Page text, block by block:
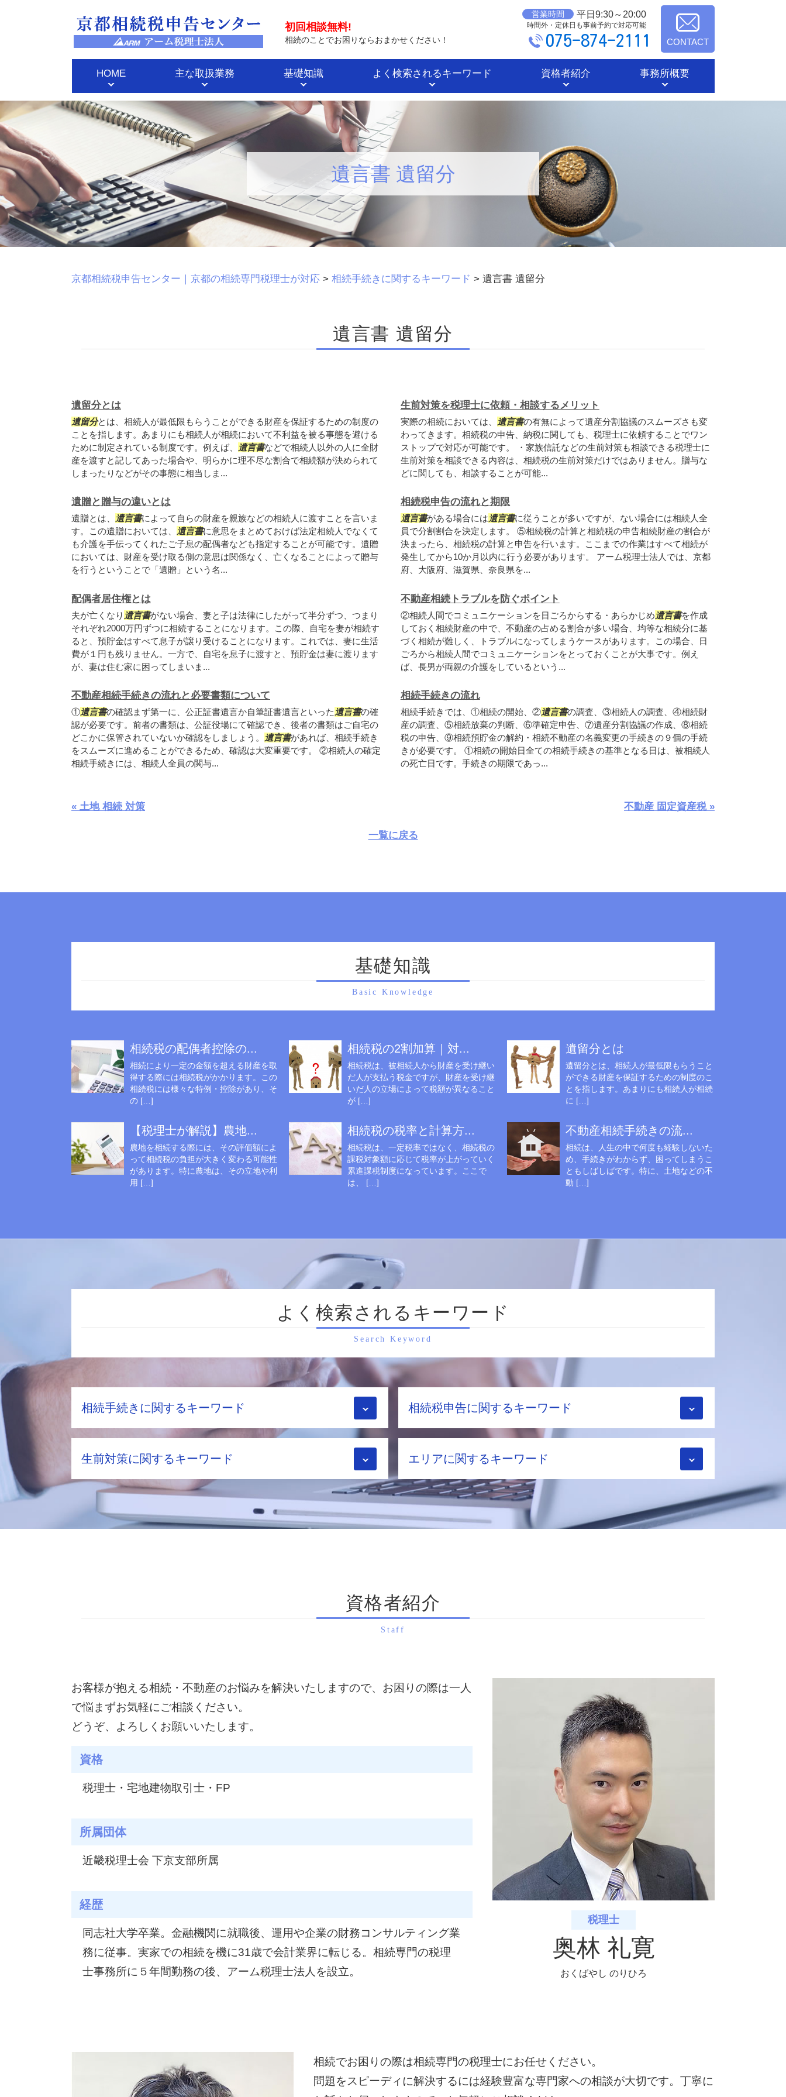
遺言書 遺留分
初回相談無料!
相続のことでお困りならおまかせください！
営業時間 平日9:30～20:00
時間外・定休日も事前予約で対応可能
075-874-2111 CONTACT
HOME 主な取扱業務 基礎知識 よく検索されるキーワード 資格者紹介 事務所概要
京都相続税申告センター｜京都の相続専門税理士が対応 > 相続手続きに関するキーワード > 遺言書 遺留分
遺言書 遺留分
遺留分とは
遺留分とは、相続人が最低限もらうことができる財産を保証するための制度の
ことを指します。あまりにも相続人が相続において不利益を被る事態を避ける
ために制定されている制度です。例えば、
遺言書などで相続人以外の人に全財
産を渡すと記してあった場合や、明らかに理不尽な割合で相続額が決められて
しまったりなどがその事態に相当しま...
生前対策を税理士に依頼・相談するメリット
実際の相続においては、 遺言書の有無によって遺産分割協議のスムーズさも変
わってきます。相続税の申告、納税に関しても、税理士に依頼することでワン
ストップで対応が可能です。 ・家族信託などの生前対策も相談できる税理士に
生前対策を相談できる内容は、相続税の生前対策だけではありません。贈与な
どに関しても、相談することが可能...
遺贈と贈与の違いとは
遺贈とは、 遺言書によって自らの財産を親族などの相続人に渡すことを言いま
す。この遺贈においては、
遺言書に意思をまとめておけば法定相続人でなくて
も介護を手伝ってくれたご子息の配偶者なども指定することが可能です。遺贈
においては、財産を受け取る側の意思は関係なく、亡くなることによって贈与
を行うということで「遺贈」という名...
相続税申告の流れと期限
遺言書がある場合には遺言書に従うことが多いですが、ない場合には相続人全
員で分割割合を決定します。 ⑤相続税の計算と相続税の申告相続財産の割合が
決まったら、相続税の計算と申告を行います。ここまでの作業はすべて相続が
発生してから10か月以内に行う必要があります。 アーム税理士法人では、京都
府、大阪府、滋賀県、奈良県を...
配偶者居住権とは
夫が亡くなり 遺言書がない場合、妻と子は法律にしたがって半分ずつ、つまり
それぞれ2000万円ずつに相続することになります。この際、自宅を妻が相続す
ると、預貯金はすべて息子が譲り受けることになります。これでは、妻に生活
費が１円も残りません。一方で、自宅を息子に渡すと、預貯金は妻に渡ります
が、妻は住む家に困ってしまいま...
不動産相続トラブルを防ぐポイント
②相続人間でコミュニケーションを日ごろからする・あらかじめ遺言書を作成
しておく相続財産の中で、不動産の占める割合が多い場合、均等な相続分に基
づく相続が難しく、トラブルになってしまうケースがあります。この場合、日
ごろから相続人間でコミュニケーションをとっておくことが大事です。例え
ば、長男が両親の介護をしているという...
不動産相続手続きの流れと必要書類について
①遺言書の確認まず第一に、公正証書遺言か自筆証書遺言といった 遺言書の確
認が必要です。前者の書類は、公証役場にて確認でき、後者の書類はご自宅の
どこかに保管されていないか確認をしましょう。
遺言書があれば、相続手続き
をスムーズに進めることができるため、確認は大変重要です。 ②相続人の確定
相続手続きには、相続人全員の関与...
相続手続きの流れ
相続手続きでは、①相続の開始、②遺言書の調査、③相続人の調査、④相続財
産の調査、⑤相続放棄の判断、⑥準確定申告、⑦遺産分割協議の作成、⑧相続
税の申告、⑨相続預貯金の解約・相続不動産の名義変更の手続きの９個の手続
きが必要です。 ①相続の開始日全ての相続手続きの基準となる日は、被相続人
の死亡日です。手続きの期限であっ...
« 土地 相続 対策 不動産 固定資産税 »
一覧に戻る
基礎知識
Basic Knowledge
相続税の配偶者控除の...
相続により一定の金額を超える財産を取
得する際には相続税がかかります。この
相続税には様々な特例・控除があり、そ
の […]
相続税の2割加算｜対...
相続税は、被相続人から財産を受け継い
だ人が支払う税金ですが、財産を受け継
いだ人の立場によって税額が異なること
が […]
遺留分とは
遺留分とは、相続人が最低限もらうこと
ができる財産を保証するための制度のこ
とを指します。あまりにも相続人が相続
に […]
【税理士が解説】農地...
農地を相続する際には、その評価額によ
って相続税の負担が大きく変わる可能性
があります。特に農地は、その立地や利
用 […]
相続税の税率と計算方...
相続税は、一定税率ではなく、相続税の
課税対象額に応じて税率が上がっていく
累進課税制度になっています。ここで
は、 […]
不動産相続手続きの流...
相続は、人生の中で何度も経験しないた
め、手続きがわからず、困ってしまうこ
ともしばしばです。特に、土地などの不
動 […]
よく検索されるキーワード
Search Keyword
相続手続きに関するキーワード
土地 固定資産税評価額
相続財産 調査 方法
相続財産調査 費用
株 相続税評価額
土地 相続 対策
土地 固定資産税
不動産相続 必要書類
土地相続 分割
相続税申告に関するキーワード
相続税 2割加算
相続税 税理士 メリット
税務調査 流れ
相続税 対策
配偶者控除 わかりやすく
相続税 税率
小規模宅地の特例 併用
相続税 申告期限
生前対策に関するキーワード
家族信託 デメリット
ふるさと納税 相続税
生前贈与 現金
相続税 暦年贈与
相続税 対策 生前贈与
家族信託 契約書
家族信託 認知症
生前対策 税理士
エリアに関するキーワード
相続税申告 京都市 相談
相続税申告 京都府 税理士
相続税申告 八幡市 相談
相続税申告 滋賀県 税理士
相続税申告 滋賀県 相談
相続税申告 亀岡市 相談
資格者紹介
Staff
税理士
奥林 礼寛
おくばやし のりひろ
お客様が抱える相続・不動産のお悩みを解決いたしますので、お困りの際は一人
で悩まずお気軽にご相談ください。
どうぞ、よろしくお願いいたします。
資格
税理士・宅地建物取引士・FP
所属団体
近畿税理士会 下京支部所属
経歴
同志社大学卒業。金融機関に就職後、運用や企業の財務コンサルティング業
務に従事。実家での相続を機に31歳で会計業界に転じる。相続専門の税理
士事務所に５年間勤務の後、アーム税理士法人を設立。
相続でお困りの際は相続専門の税理士にお任せください。
問題をスピーディに解決するには経験豊富な専門家への相談が大切です。丁寧に